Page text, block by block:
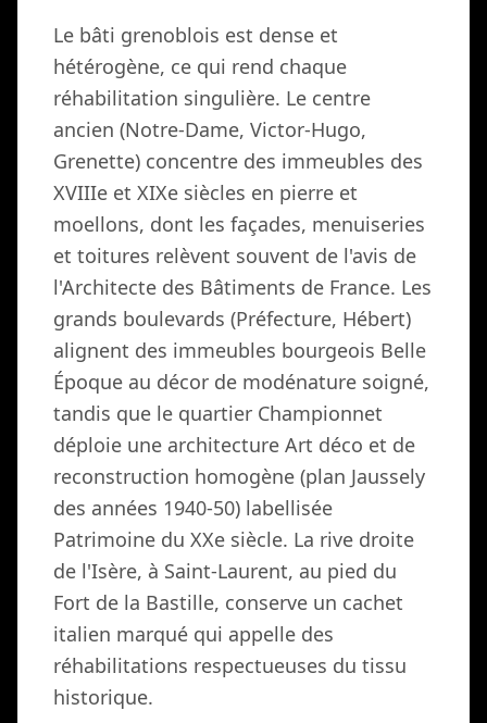
Le bâti grenoblois est dense et
hétérogène, ce qui rend chaque
réhabilitation singulière. Le centre
ancien (Notre-Dame, Victor-Hugo,
Grenette) concentre des immeubles des
XVIIIe et XIXe siècles en pierre et
moellons, dont les façades, menuiseries
et toitures relèvent souvent de l'avis de
l'Architecte des Bâtiments de France. Les
grands boulevards (Préfecture, Hébert)
alignent des immeubles bourgeois Belle
Époque au décor de modénature soigné,
tandis que le quartier Championnet
déploie une architecture Art déco et de
reconstruction homogène (plan Jaussely
des années 1940-50) labellisée
Patrimoine du XXe siècle. La rive droite
de l'Isère, à Saint-Laurent, au pied du
Fort de la Bastille, conserve un cachet
italien marqué qui appelle des
réhabilitations respectueuses du tissu
historique.